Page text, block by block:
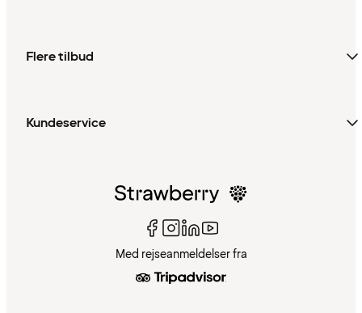
Flere tilbud
Kundeservice
Med rejseanmeldelser fra